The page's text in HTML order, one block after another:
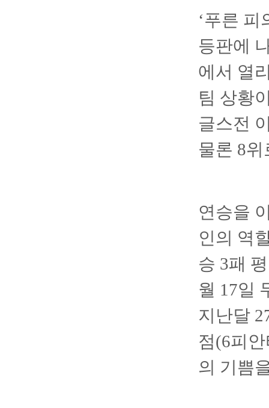
‘푸른 피
등판에
에서 열
팀 상황
글스전
물론 8
연승을
인의 역
승 3패
월 17일
지난달
점(6피
의 기쁨